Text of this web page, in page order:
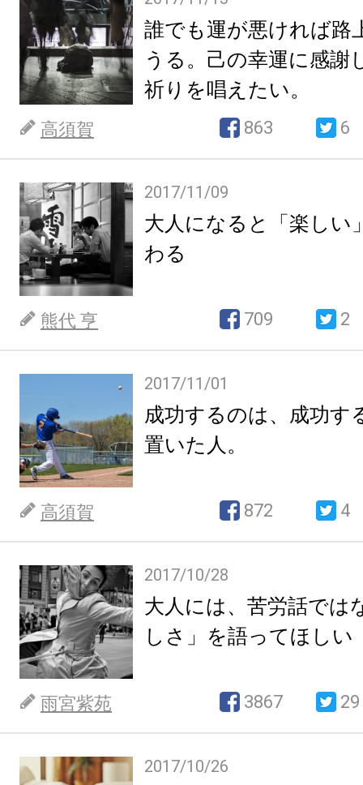
誰でも運が悪ければ路
うる。己の幸運に感謝
祈りを唱えたい。
高須賀 863 6
2017/11/09
大人になると「楽しい
わる
熊代 亨 709 2
2017/11/01
成功するのは、成功す
置いた人。
高須賀 872 4
2017/10/28
大人には、苦労話では
しさ」を語ってほしい
雨宮紫苑 3867 29
2017/10/26